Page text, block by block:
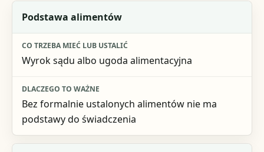
Warunek
Co trzeba mieć lub ustalić
Dlaczego to ważne
Podstawa alimentów
Wyrok sądu albo ugoda alimentacyjna
Bez formalnie ustalonych alimentów nie ma
podstawy do świadczenia